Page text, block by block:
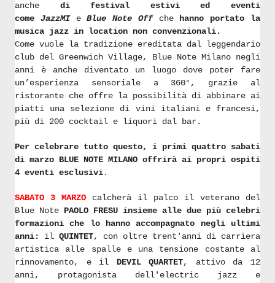
anche di festival estivi ed eventi
come JazzMIeBlue Note Offche hanno portato la
musica jazz in location non convenzionali.
Come vuole la tradizione ereditata dal leggendario
club del Greenwich Village, Blue Note Milano negli
anni è anche diventato un luogo dove poter fare
un’esperienza sensoriale a 360°, grazie al
ristorante che offre la possibilità di abbinare ai
piatti una selezione di vini italiani e francesi,
più di 200 cocktail e liquori dal bar.
Per celebrare tutto questo, i primi quattro sabati
di marzo BLUE NOTE MILANO offrirà ai propri ospiti
4 eventi esclusivi.
SABATO 3 MARZO calcherà il palco il veterano del
Blue Note PAOLO FRESU insieme alle due più celebri
formazioni che lo hanno accompagnato negli ultimi
anni:
il QUINTET, con oltre trent'anni di carriera
artistica alle spalle e una tensione costante al
rinnovamento, e il DEVIL QUARTET, attivo da 12
anni, protagonista dell'electric jazz e